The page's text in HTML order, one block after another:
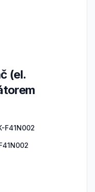
F41N002